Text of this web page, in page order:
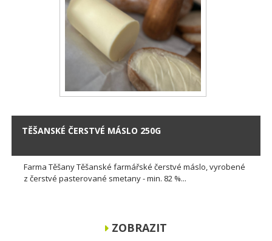
TĚŠANSKÉ ČERSTVÉ MÁSLO 250G
Farma Těšany Těšanské farmářské čerstvé máslo, vyrobené
z čerstvé pasterované smetany - min. 82 %...
ZOBRAZIT